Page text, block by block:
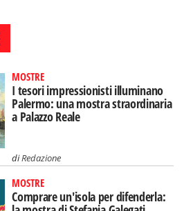
MOSTRE
I tesori impressionisti illuminano
Palermo: una mostra straordinaria
a Palazzo Reale
diRedazione
MOSTRE
Comprare un'isola per difenderla: